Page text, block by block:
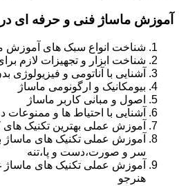
آموزش ماساژ فنی و حرفه ای
شناخت انواع سبک های آموزش
شناخت ابزار و تجهیزات لازم
آشنایی با آناتومی و
بیومکانیک و ارگونومی ماساژ
اصول و مبانی کاربر ماساژ
آشنایی با احتیاط ها و ممنوعات
آموزش عملی بهترین تکنیک های
آموزش عملی تکنیک های ماساژ
سر و صورت،دست و پا،تنه
آموزش عملی تکنیک های ماساژ
هنرجو